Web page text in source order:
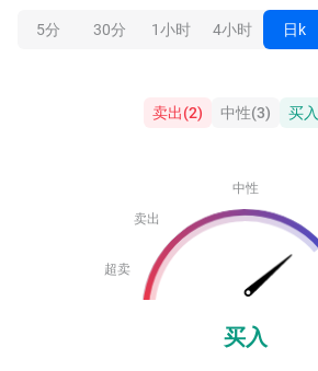
5分 30分 1小时 4小时 日k
卖出(2) 中性(3) 买入
中性
卖出
超卖
买入